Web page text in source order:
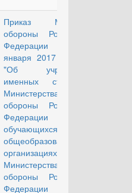
Приказ Министра
обороны Российской
Федерации от 17
января 2017 г. N 35
"Об учреждении
именных стипендий
Министерства
обороны Российской
Федерации для
обучающихся в
общеобразовательных
организациях
Министерства
обороны Российской
Федерации со